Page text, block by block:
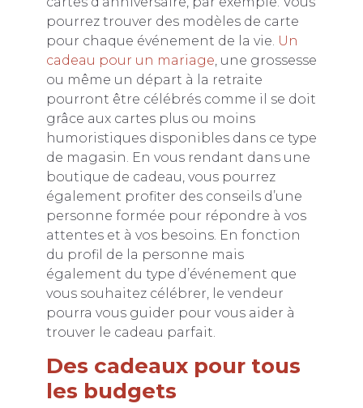
pourrez trouver des modèles de carte
pour chaque événement de la vie. Un
cadeau pour un mariage , une grossesse
ou même un départ à la retraite
pourront être célébrés comme il se doit
grâce aux cartes plus ou moins
humoristiques disponibles dans ce type
de magasin. En vous rendant dans une
boutique de cadeau, vous pourrez
également profiter des conseils d’une
personne formée pour répondre à vos
attentes et à vos besoins. En fonction
du profil de la personne mais
également du type d’événement que
vous souhaitez célébrer, le vendeur
pourra vous guider pour vous aider à
trouver le cadeau parfait.
Des cadeaux pour tous
les budgets